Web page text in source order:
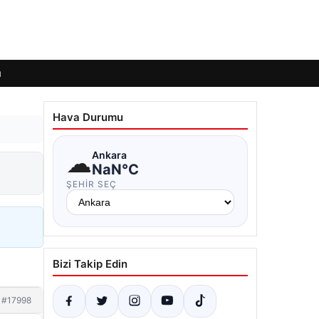
#17998
Hava Durumu
☁Ankara
NaN°C
ŞEHIR SEÇ
Bizi Takip Edin